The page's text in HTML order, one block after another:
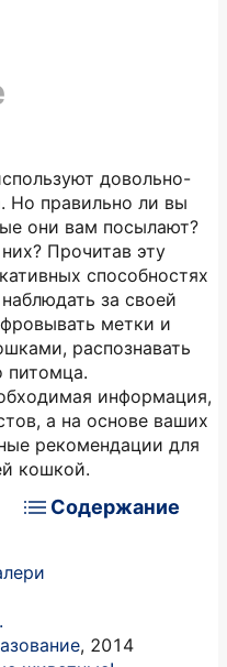
довольно-
Но правильно ли вы
они вам посылают?
Прочитав эту
способностях
за своей
метки и
распознавать
питомца.
информация,
а на основе ваших
рекомендации для
кошкой.
Содержание
, 2014